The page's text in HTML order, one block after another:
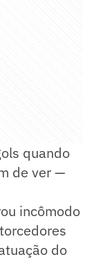
quando
de ver —
incômodo
do